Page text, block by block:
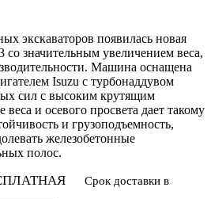
экскаваторов появилась новая
значительным увеличением веса,
Машина оснащена
Isuzu с турбонаддувом
сил с высоким крутящим
и осевого просвета дает такому
и грузоподъемность,
железобетонные
полос.
Срок доставки в